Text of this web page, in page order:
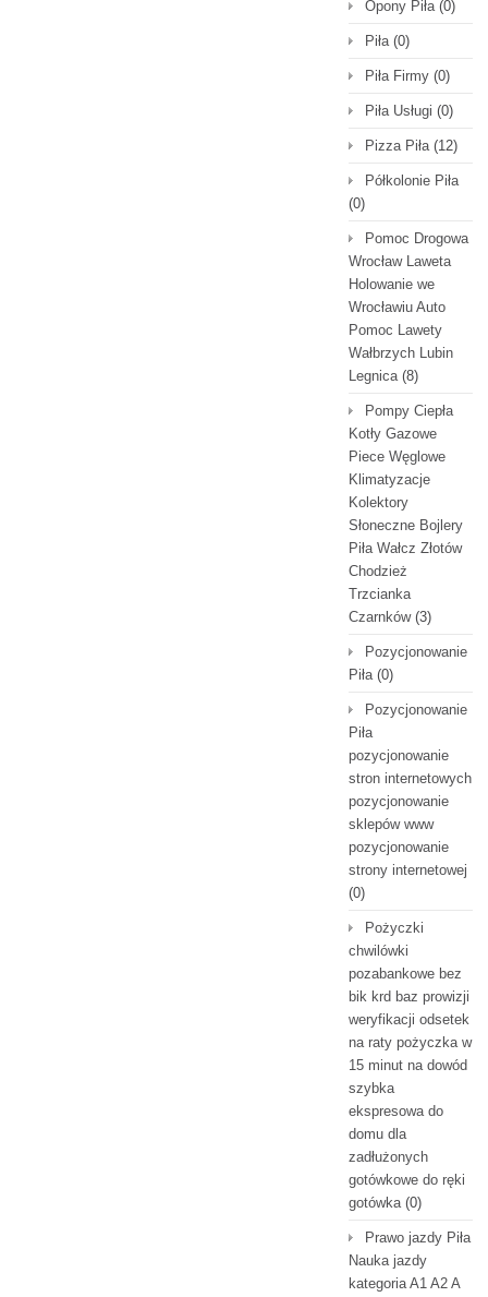
Opony Piła(0)
Piła(0)
Piła Firmy (0)
Piła Usługi (0)
Pizza Piła(12)
Półkolonie Piła
(0)
Pomoc Drogowa
Wrocław Laweta
Holowanie we
Wrocławiu Auto
Pomoc Lawety
Wałbrzych Lubin
Legnica(8)
Pompy Ciepła
Kotły Gazowe
Piece Węglowe
Klimatyzacje
Kolektory
Słoneczne Bojlery
Piła Wałcz Złotów
Chodzież
Trzcianka
Czarnków(3)
Pozycjonowanie
Piła(0)
Pozycjonowanie
Piła
pozycjonowanie
stron internetowych
pozycjonowanie
sklepów www
pozycjonowanie
strony internetowej
(0)
Pożyczki
chwilówki
pozabankowe bez
bik krd baz prowizji
weryfikacji odsetek
na raty pożyczka w
15 minut na dowód
szybka
ekspresowa do
domu dla
zadłużonych
gotówkowe do ręki
gotówka(0)
Prawo jazdy Piła
Nauka jazdy
kategoria A1 A2 A